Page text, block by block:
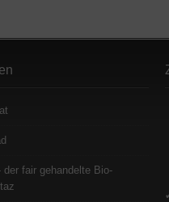
der fair gehandelte Bio-